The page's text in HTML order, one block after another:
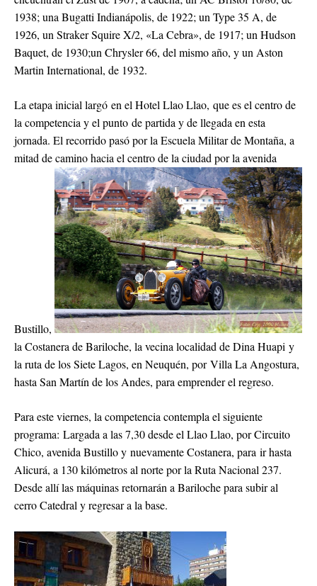
1938; una Bugatti Indianápolis, de 1922; un Type 35 A, de
1926, un Straker Squire X/2, «La Cebra», de 1917; un Hudson
Baquet, de 1930;un Chrysler 66, del mismo año, y un Aston
Martin International, de 1932.
La etapa inicial largó en el Hotel Llao Llao, que es el centro de
la competencia y el punto de partida y de llegada en esta
jornada. El recorrido pasó por la Escuela Militar de Montaña, a
mitad de camino hacia el centro de la ciudad por la avenida
Bustillo,
la Costanera de Bariloche, la vecina localidad de Dina Huapi y
la ruta de los Siete Lagos, en Neuquén, por Villa La Angostura,
hasta San Martín de los Andes, para emprender el regreso.
Para este viernes, la competencia contempla el siguiente
programa: Largada a las 7,30 desde el Llao Llao, por Circuito
Chico, avenida Bustillo y nuevamente Costanera, para ir hasta
Alicurá, a 130 kilómetros al norte por la Ruta Nacional 237.
Desde allí las máquinas retornarán a Bariloche para subir al
cerro Catedral y regresar a la base.